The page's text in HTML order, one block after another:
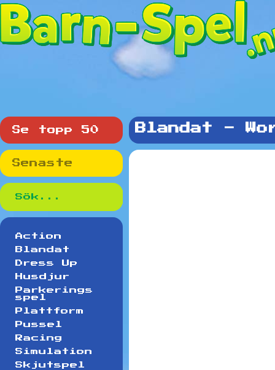
Se topp 50
Senaste
Action
Blandat
Dress Up
Husdjur
Parkerings
spel
Plattform
Pussel
Racing
Simulation
Skjutspel
Blandat -